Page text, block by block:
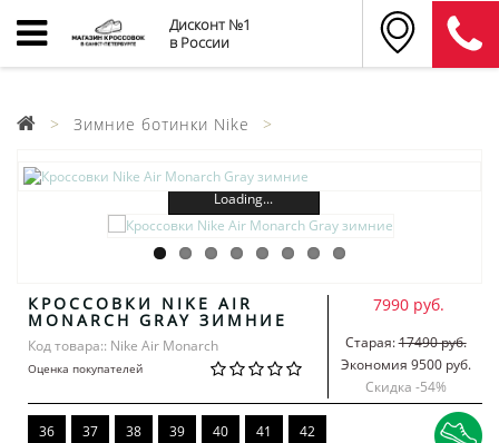
Дисконт №1
в России
Зимние ботинки Nike
Loading...
КРОССОВКИ NIKE AIR
MONARCH GRAY ЗИМНИЕ
Код товара:: Nike Air Monarch
Оценка покупателей
7990 руб.
Старая:17490 руб.
Экономия 9500 руб.
Скидка -54%
36 37 38 39 40 41 42